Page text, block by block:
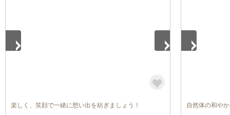
楽しく、笑顔で一緒に想い出を紡ぎましょう！ 自然体の和や